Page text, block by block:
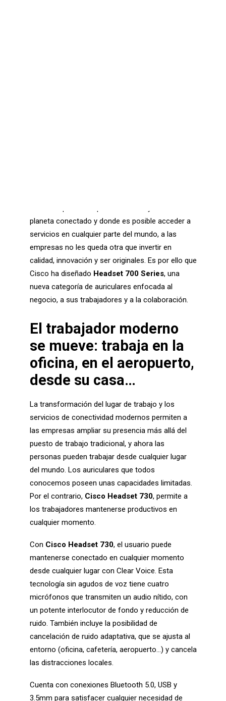
planeta conectado y donde es posible acceder a
servicios en cualquier parte del mundo, a las
empresas no les queda otra que invertir en
calidad, innovación y ser originales. Es por ello que
Cisco ha diseñado Headset 700 Series, una
nueva categoría de auriculares enfocada al
negocio, a sus trabajadores y a la colaboración.
El trabajador moderno
se mueve: trabaja en la
oficina, en el aeropuerto,
desde su casa…
La transformación del lugar de trabajo y los
servicios de conectividad modernos permiten a
las empresas ampliar su presencia más allá del
puesto de trabajo tradicional, y ahora las
personas pueden trabajar desde cualquier lugar
del mundo. Los auriculares que todos
conocemos poseen unas capacidades limitadas.
Por el contrario, Cisco Headset 730, permite a
los trabajadores mantenerse productivos en
cualquier momento.
Con Cisco Headset 730, el usuario puede
mantenerse conectado en cualquier momento
desde cualquier lugar con Clear Voice. Esta
tecnología sin agudos de voz tiene cuatro
micrófonos que transmiten un audio nítido, con
un potente interlocutor de fondo y reducción de
ruido. También incluye la posibilidad de
cancelación de ruido adaptativa, que se ajusta al
entorno (oficina, cafetería, aeropuerto…) y cancela
las distracciones locales.
Cuenta con conexiones Bluetooth 5.0, USB y
3.5mm para satisfacer cualquier necesidad de